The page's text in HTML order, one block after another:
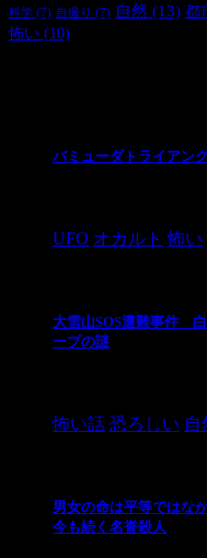
科学 (7) 自撮り (7) 自然 (13) 都
怖い (10)
バミューダトライアン
UFO オカルト 怖い
大雪山SOS遭難事件
ープの謎
怖い話 恐ろしい 自
男女の命は平等ではな
今も続く名誉殺人